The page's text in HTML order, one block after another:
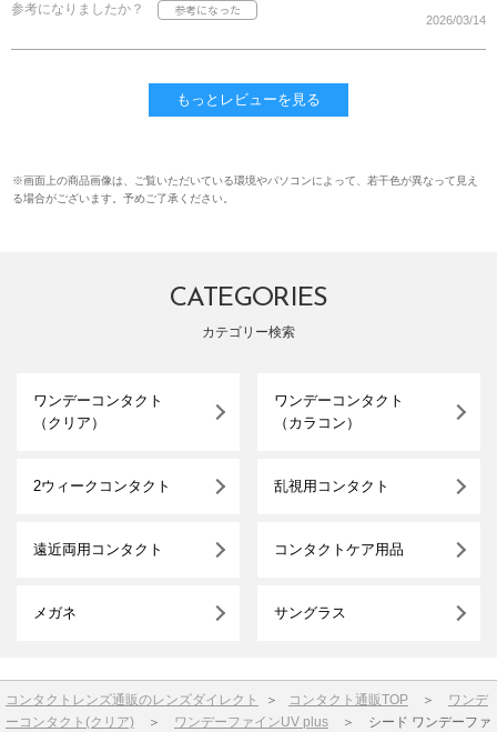
参考になりましたか？
2026/03/14
もっとレビューを見る
※画面上の商品画像は、ご覧いただいている環境やパソコンによって、若干色が異なって見え
る場合がございます。予めご了承ください。
CATEGORIES
カテゴリー検索
ワンデーコンタクト
（クリア）
ワンデーコンタクト
（カラコン）
2ウィークコンタクト 乱視用コンタクト
遠近両用コンタクト コンタクトケア用品
メガネ サングラス
コンタクトレンズ通販のレンズダイレクト ＞ コンタクト通販TOP ＞ ワンデ
ーコンタクト(クリア) ＞ ワンデーファインUV plus ＞ シード ワンデーファ